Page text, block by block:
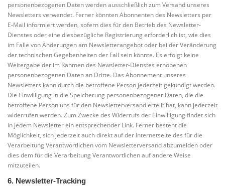
personenbezogenen Daten werden ausschließlich zum Versand unseres
Newsletters verwendet. Ferner könnten Abonnenten des Newsletters per
E-Mail informiert werden, sofern dies für den Betrieb des Newsletter-
Dienstes oder eine diesbezügliche Registrierung erforderlich ist, wie dies
im Falle von Änderungen am Newsletterangebot oder bei der Veränderung
der technischen Gegebenheiten der Fall sein könnte. Es erfolgt keine
Weitergabe der im Rahmen des Newsletter-Dienstes erhobenen
personenbezogenen Daten an Dritte. Das Abonnement unseres
Newsletters kann durch die betroffene Person jederzeit gekündigt werden.
Die Einwilligung in die Speicherung personenbezogener Daten, die die
betroffene Person uns für den Newsletterversand erteilt hat, kann jederzeit
widerrufen werden. Zum Zwecke des Widerrufs der Einwilligung findet sich
in jedem Newsletter ein entsprechender Link. Ferner besteht die
Möglichkeit, sich jederzeit auch direkt auf der Internetseite des für die
Verarbeitung Verantwortlichen vom Newsletterversand abzumelden oder
dies dem für die Verarbeitung Verantwortlichen auf andere Weise
mitzuteilen.
6. Newsletter-Tracking